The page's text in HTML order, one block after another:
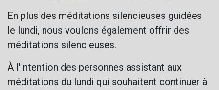
En plus des méditations silencieuses guidées
le lundi, nous voulons également offrir des
méditations silencieuses.
À l'intention des personnes assistant aux
méditations du lundi qui souhaitent continuer à